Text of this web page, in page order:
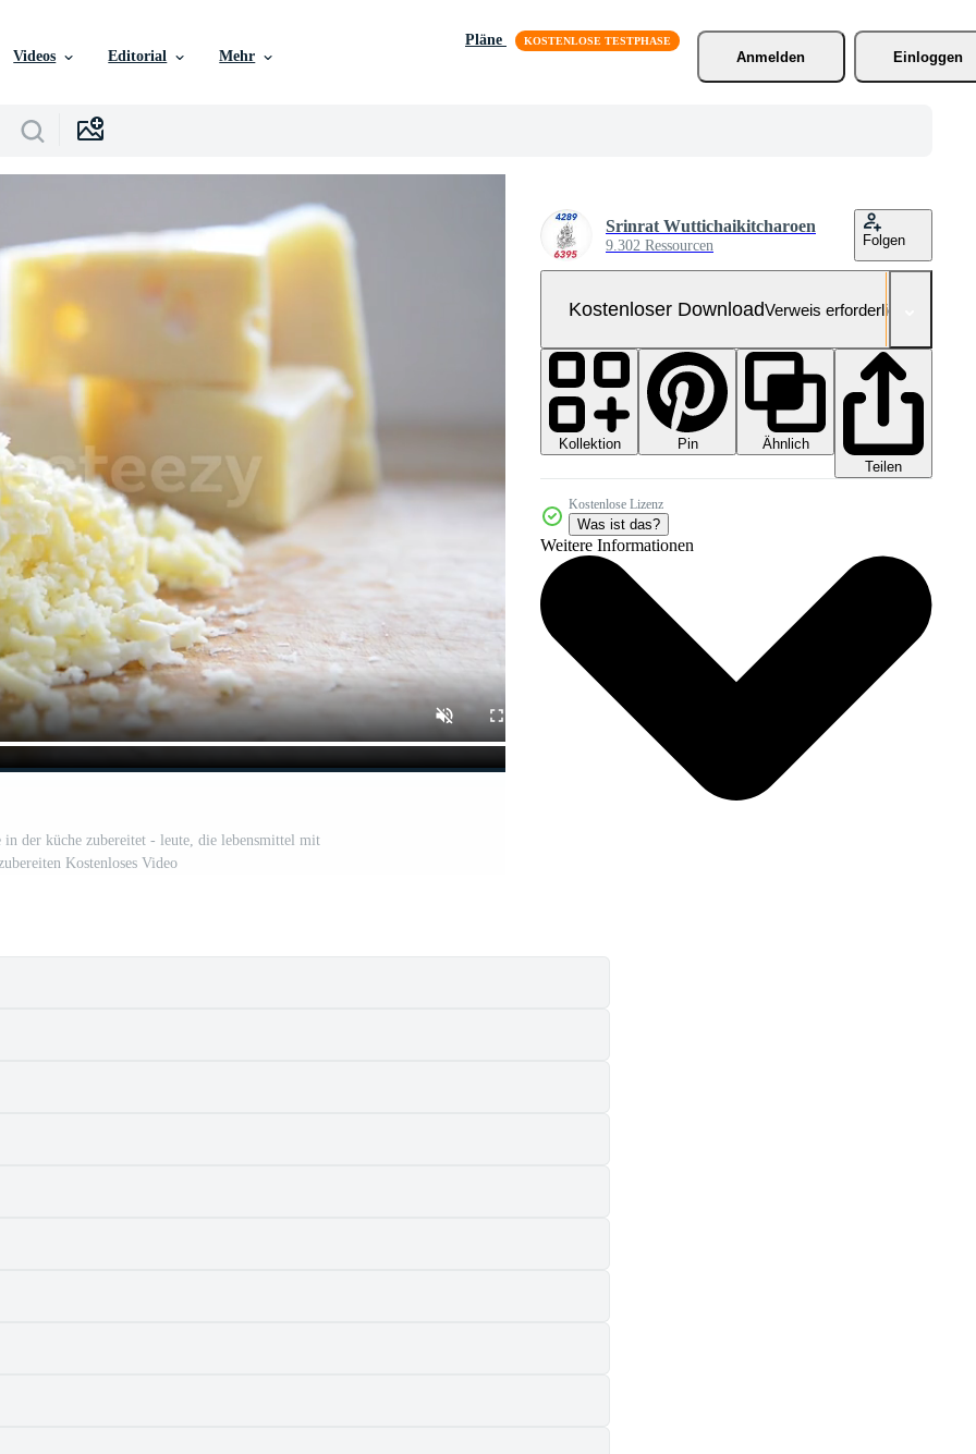
Videos Editorial Mehr
Pläne
Anmelden
Einloggen
der küche zubereitet - leute, die lebensmittel mit
Kostenloses Video
Srinrat Wuttichaikitcharoen
9.302 Ressourcen Folgen
Kostenloser DownloadVerweis erforderlich
Kollektion Pin
Ähnlich
Teilen
Kostenlose Lizenz
Was ist das?
Weitere Informationen